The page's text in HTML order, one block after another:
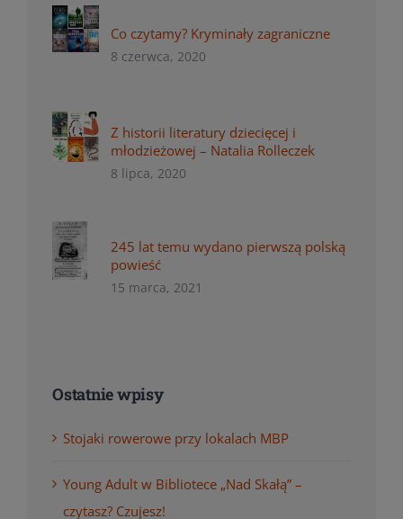
Co czytamy? Kryminały zagraniczne
8 czerwca, 2020
Z historii literatury dziecięcej i
młodzieżowej – Natalia Rolleczek
8 lipca, 2020
245 lat temu wydano pierwszą polską
powieść
15 marca, 2021
Ostatnie wpisy
Stojaki rowerowe przy lokalach MBP
Young Adult w Bibliotece „Nad Skałą” –
czytasz? Czujesz!